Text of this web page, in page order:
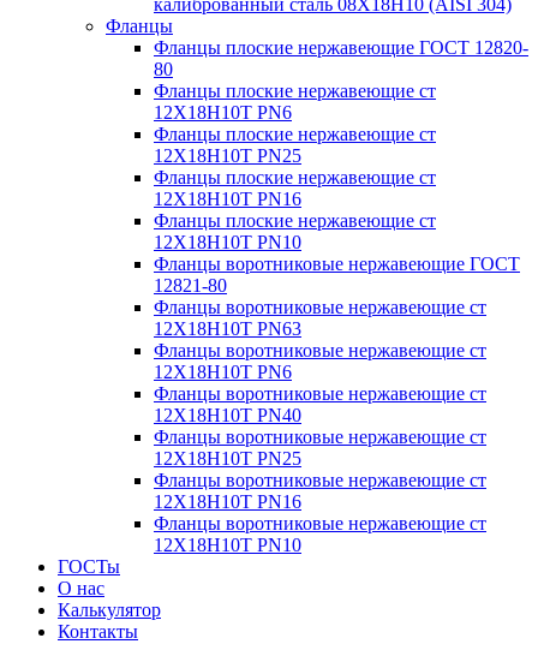
калиброванный сталь 08Х18Н10 (AISI 304)
Фланцы
Фланцы плоские нержавеющие ГОСТ 12820-
80
Фланцы плоские нержавеющие ст
12Х18Н10Т PN6
Фланцы плоские нержавеющие ст
12Х18Н10Т PN25
Фланцы плоские нержавеющие ст
12Х18Н10Т PN16
Фланцы плоские нержавеющие ст
12Х18Н10Т PN10
Фланцы воротниковые нержавеющие ГОСТ
12821-80
Фланцы воротниковые нержавеющие ст
12Х18Н10Т PN63
Фланцы воротниковые нержавеющие ст
12Х18Н10Т PN6
Фланцы воротниковые нержавеющие ст
12Х18Н10Т PN40
Фланцы воротниковые нержавеющие ст
12Х18Н10Т PN25
Фланцы воротниковые нержавеющие ст
12Х18Н10Т PN16
Фланцы воротниковые нержавеющие ст
12Х18Н10Т PN10
ГОСТы
О нас
Калькулятор
Контакты